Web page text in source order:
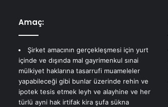
Amaç:
Şirket amacının gerçekleşmesi için yurt
içinde ve dışında mal gayrimenkul sınai
mülkiyet haklarına tasarrufi muameleler
yapabileceği gibi bunlar üzerinde rehin ve
ipotek tesis etmek leyh ve alayhine ve her
türlü ayni hak irtifak kira şufa sükna